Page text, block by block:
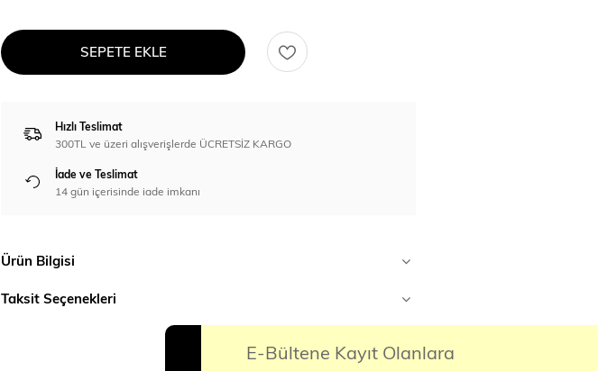
SEPETE EKLE
Hızlı Teslimat
300TL ve üzeri alışverişlerde ÜCRETSİZ KARGO
İade ve Teslimat
14 gün içerisinde iade imkanı
Ürün Bilgisi
Taksit Seçenekleri
E-Bültene Kayıt Olanlara